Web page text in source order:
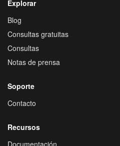
Explorar
Blog
Consultas gratuitas
Consultas
Notas de prensa
Soporte
Contacto
Recursos
Documentación